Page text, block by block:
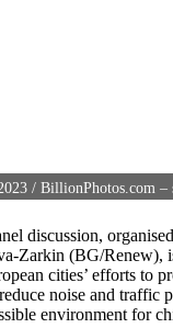
/ BillionPhotos.com –
discussion,
Zarkin (BG/Renew),
cities’ efforts to
noise and traffic
environment for